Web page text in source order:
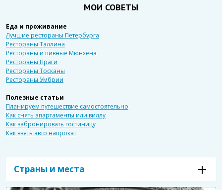
МОИ СОВЕТЫ
Еда и проживание
Лучшие рестораны Петербурга
Рестораны Таллина
Рестораны и пивные Мюнхена
Рестораны Праги
Рестораны Тосканы
Рестораны Умбрии
Полезные статьи
Планируем путешествие самостоятельно
Как снять апартаменты или виллу
Как забронировать гостиницу
Как взять авто напрокат
Страны и места